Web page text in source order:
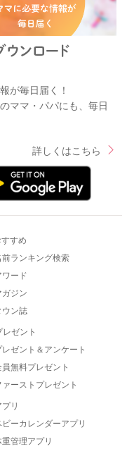
が毎日届く！
ママ・パパにも、毎日
詳しくはこちら
すすめ
前ランキング検索
ワード
ガジン
ウン誌
レゼント
レゼント＆アンケート
員無料プレゼント
ァーストプレゼント
プリ
ビーカレンダーアプリ
重管理アプリ